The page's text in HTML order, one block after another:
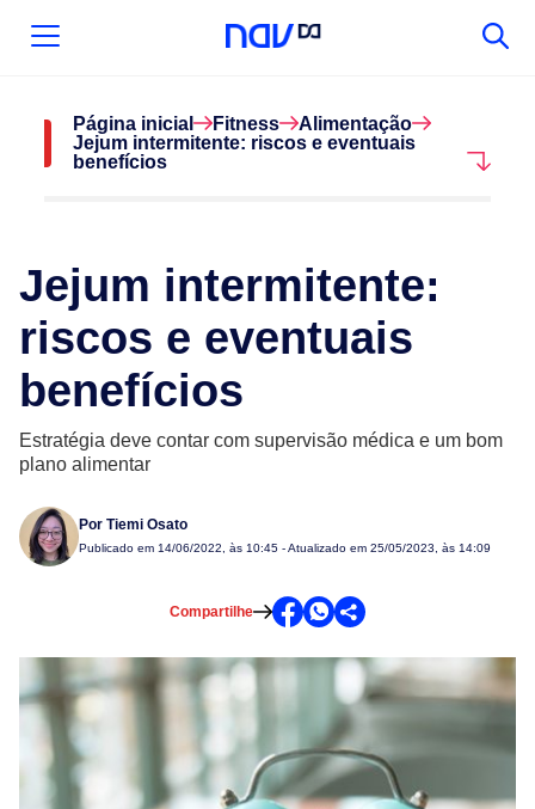
Página inicial Fitness
Alimentação
Jejum intermitente: riscos e eventuais
benefícios
Jejum intermitente:
riscos e eventuais
benefícios
Estratégia deve contar com supervisão médica e um bom
plano alimentar
Por Tiemi Osato
Publicado em 14/06/2022, às 10:45 - Atualizado em 25/05/2023, às 14:09
Compartilhe